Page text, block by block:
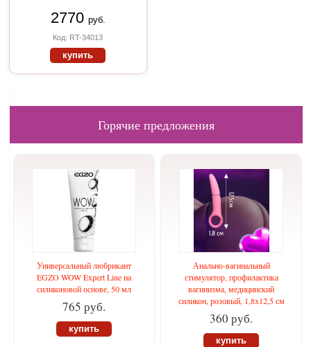
2770 руб.
Код: RT-34013
купить
Горячие предложения
Универсальный любрикант
EGZO WOW Expert Line на
силиконовой основе, 50 мл
765 руб.
купить
Анально-вагинальный
стимулятор, профилактика
вагинизма, медицинский
силикон, розовый, 1,8х12,5 см
360 руб.
купить